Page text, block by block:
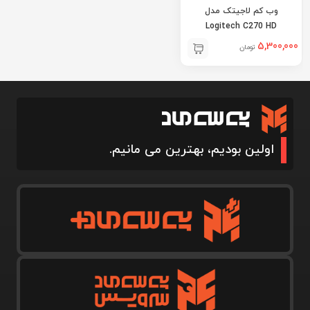
وب کم لاجیتک مدل
Logitech C270 HD
5,300,000 تومان
اولین بودیم، بهترین می مانیم.